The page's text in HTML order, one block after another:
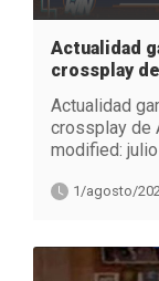
Actualidad
crossplay
Actualidad
crossplay de
modified:
1/agosto/